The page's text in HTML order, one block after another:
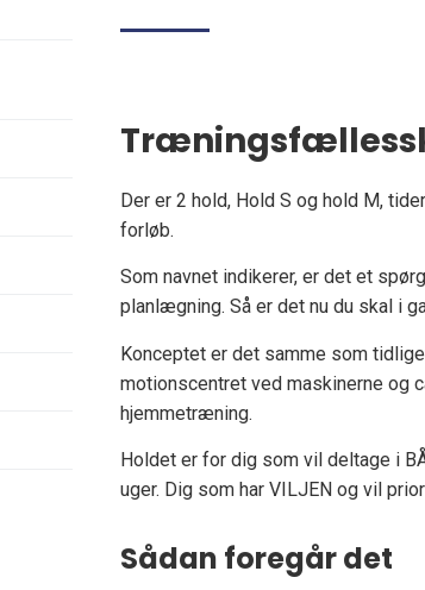
Der er 2 hold, Hold S og hold M,
forløb.
Som navnet indikerer, er det et
planlægning. Så er det nu du skal i
Konceptet er det samme som
motionscentret ved maskinerne og
hjemmetræning.
Holdet er for dig som vil deltage i
uger. Dig som har VILJEN og vil
Sådan foregår det